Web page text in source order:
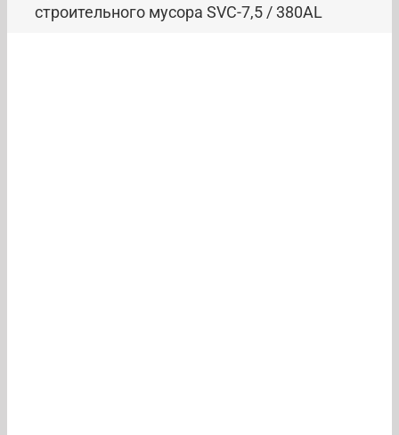
строительного мусора SVC-7,5 / 380AL